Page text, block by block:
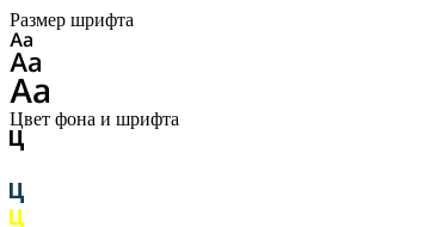
Размер шрифта
Цвет фона и шрифта